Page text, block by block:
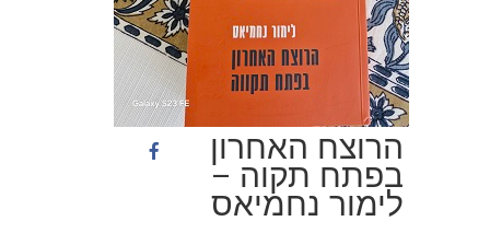
הרוצח האחרון
בפתח תקוה –
לימור נחמיאס